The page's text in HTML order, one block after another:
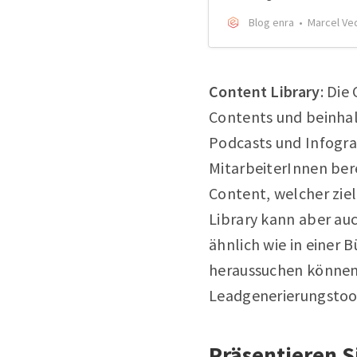
Blog enra
Marcel
Content Library:
Contents und
Podcasts und
MitarbeiterInnen
Content, welcher
Library kann aber
ähnlich wie in einer
heraussuchen